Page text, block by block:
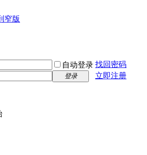
窄版
自动登录 找回密码
登录 立即注册